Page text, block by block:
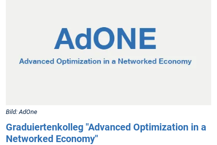
Bild: AdOne
Graduiertenkolleg "Advanced Optimization in a
Networked Economy"